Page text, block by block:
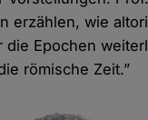
erzählen, wie
die Epochen
römische Zeit.”